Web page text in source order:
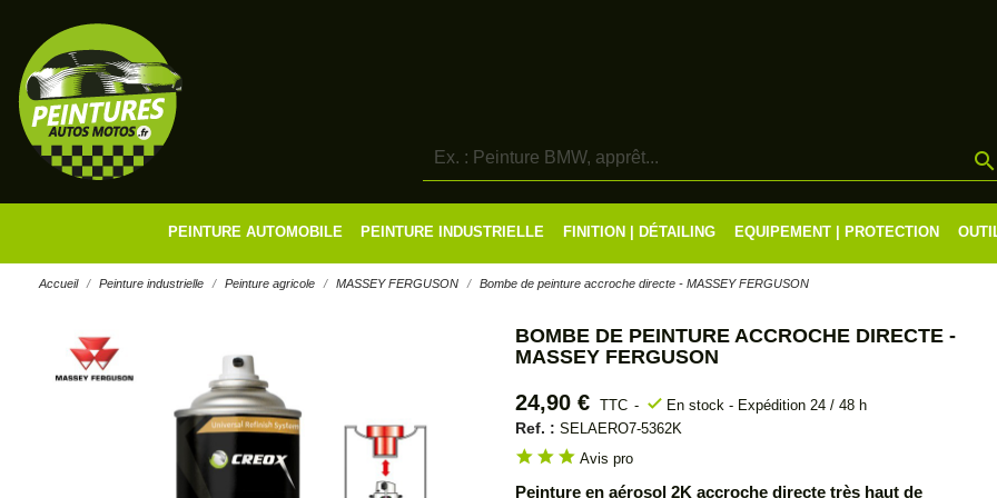

PEINTURE AUTOMOBILE PEINTURE INDUSTRIELLE FINITION | DÉTAILING EQUIPEMENT | PROTECTION
Accueil Peinture industrielle Peinture agricole MASSEY FERGUSON Bombe de peinture accroche directe - MASSEY FERGUSON
BOMBE DE PEINTURE ACCROCHE DIRECTE -
MASSEY FERGUSON
24,90 € TTC check En stock - Expédition 24 / 48 h
Ref. : SELAERO7-5362K
star star star Avis pro
Peinture en aérosol 2K accroche directe très haut de